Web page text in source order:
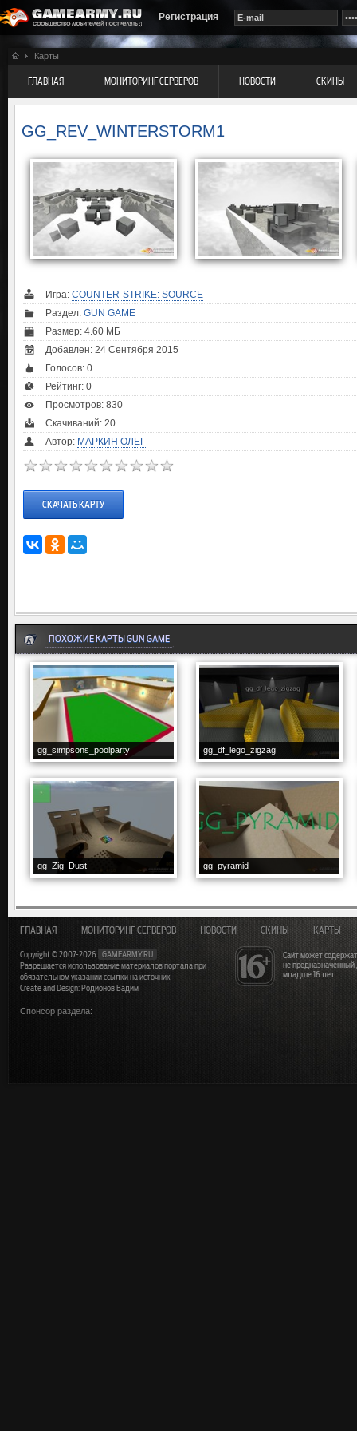
Регистрация
Карты
ГЛАВНАЯ МОНИТОРИНГ СЕРВЕРОВ НОВОСТИ СКИНЫ
GG_REV_WINTERSTORM1
Игра: COUNTER-STRIKE: SOURCE
Раздел: GUN GAME
Размер: 4.60 МБ
Добавлен: 24 Сентября 2015
Голосов: 0
Рейтинг: 0
Просмотров: 830
Скачиваний: 20
Автор: МАРКИН ОЛЕГ
СКАЧАТЬ КАРТУ
ПОХОЖИЕ КАРТЫ GUN GAME
gg_simpsons_poolparty gg_df_lego_zigzag
gg_Zig_Dust gg_pyramid
Сайт может
не
младше 16 лет
ГЛАВНАЯ МОНИТОРИНГ СЕРВЕРОВ НОВОСТИ СКИНЫ КАРТЫ
Copyright © 2007-2026
GAMEARMY.RU
Разрешается использование материалов портала при
обязательном указании ссылки на источник
Create and Design: Родионов Вадим
Спонсор раздела: